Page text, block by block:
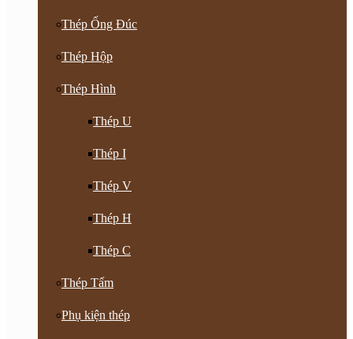
Thép Ống Đúc
Thép Hộp
Thép Hình
Thép U
Thép I
Thép V
Thép H
Thép C
Thép Tấm
Phụ kiện thép